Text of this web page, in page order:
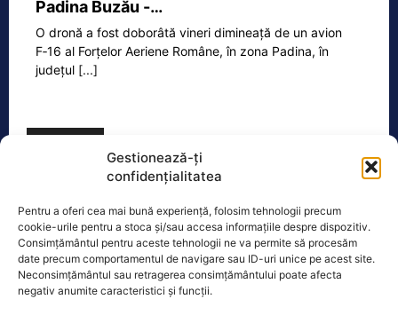
Gestionează-ți
confidențialitatea
Pentru a oferi cea mai bună experiență, folosim tehnologii precum
cookie-urile pentru a stoca și/sau accesa informațiile despre dispozitiv.
Consimțământul pentru aceste tehnologii ne va permite să procesăm
date precum comportamentul de navigare sau ID-uri unice pe acest site.
Neconsimțământul sau retragerea consimțământului poate afecta
negativ anumite caracteristici și funcții.
Padina Buzău -…
O dronă a fost doborâtă vineri dimineață de un avion
F‑16 al Forțelor Aeriene Române, în zona Padina, în
județul [...]
Răzvan Savaliuc: „România mai are
Parchet General? Mai are structuri de…
„15 martie 2023 – Ministerul Investitiilor
si Proiectelor Europene, condus pe
atunci de PNL-istul Marcel Bolos,
anunta plin de trufie: